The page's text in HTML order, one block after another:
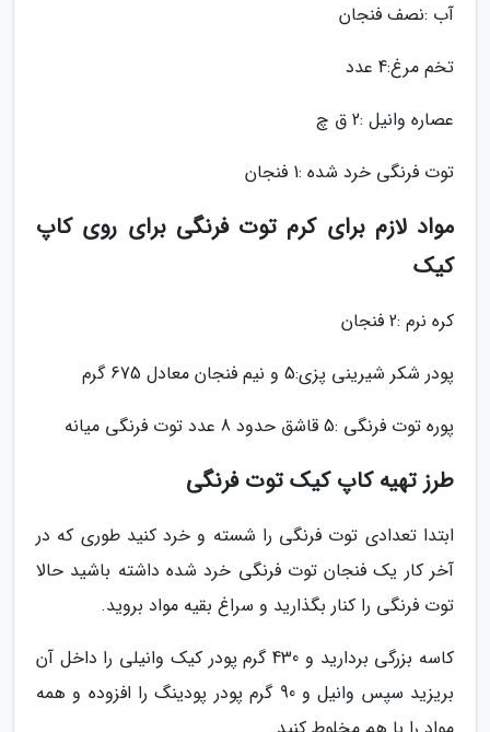
آب :نصف فنجان
تخم مرغ:4 عدد
عصاره وانیل :2 ق چ
توت فرنگی خرد شده :1 فنجان
مواد لازم برای کرم توت فرنگی برای روی کاپ
کیک
کره نرم :2 فنجان
پودر شکر شیرینی پزی:5 و نیم فنجان معادل 675 گرم
پوره توت فرنگی :5 قاشق حدود 8 عدد توت فرنگی میانه
طرز تهیه کاپ کیک توت فرنگی
ابتدا تعدادی توت فرنگی را شسته و خرد کنید طوری که در
آخر کار یک فنجان توت فرنگی خرد شده داشته باشید حالا
توت فرنگی را کنار بگذارید و سراغ بقیه مواد بروید.
کاسه بزرگی بردارید و 430 گرم پودر کیک وانیلی را داخل آن
بریزید سپس وانیل و 90 گرم پودر پودینگ را افزوده و همه